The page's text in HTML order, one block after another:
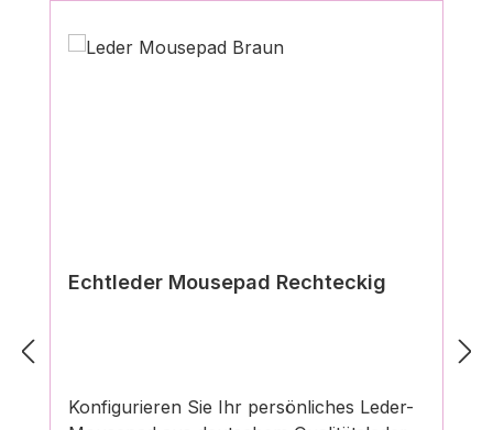
Echtleder Mousepad Rechteckig
Konfigurieren Sie Ihr persönliches Leder-